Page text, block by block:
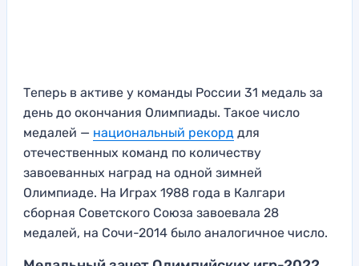
Теперь в активе у команды России 31 медаль за
день до окончания Олимпиады. Такое число
медалей — национальный рекорд для
отечественных команд по количеству
завоеванных наград на одной зимней
Олимпиаде. На Играх 1988 года в Калгари
сборная Советского Союза завоевала 28
медалей, на Сочи-2014 было аналогичное число.